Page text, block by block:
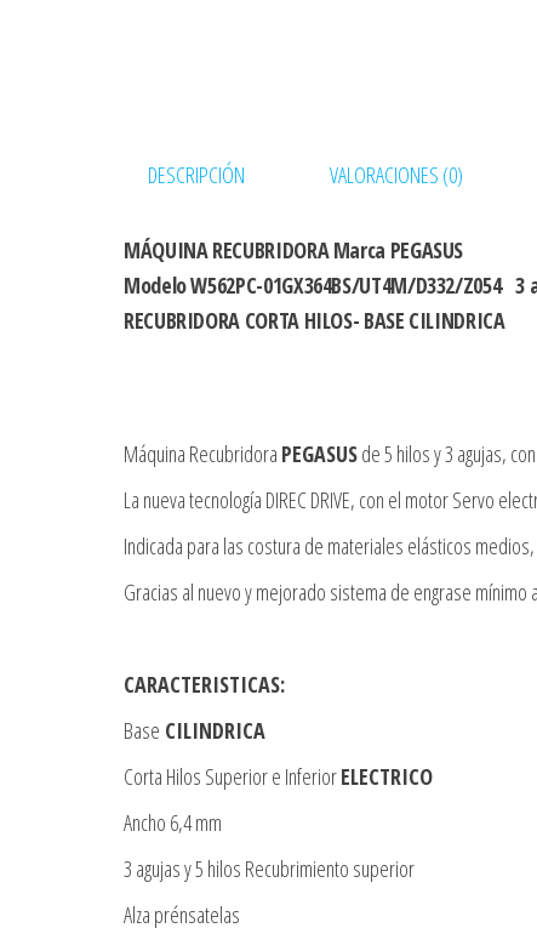
DESCRIPCIÓN VALORACIONES (0)
MÁQUINA RECUBRIDORA Marca PEGASUS
Modelo W562PC-01GX364BS/UT4M/D332/Z054
RECUBRIDORA CORTA HILOS- BASE CILINDRICA
Máquina Recubridora PEGASUSde 5 hilos y 3 agujas,
La nueva tecnología DIREC DRIVE, con el motor Servo
Indicada para las costura de materiales elásticos
Gracias al nuevo y mejorado sistema de engrase
CARACTERISTICAS:
Base CILINDRICA
Corta Hilos Superior e InferiorELECTRICO
Ancho 6,4 mm
3 agujas y 5 hilos Recubrimiento superior
Alza prénsatelas